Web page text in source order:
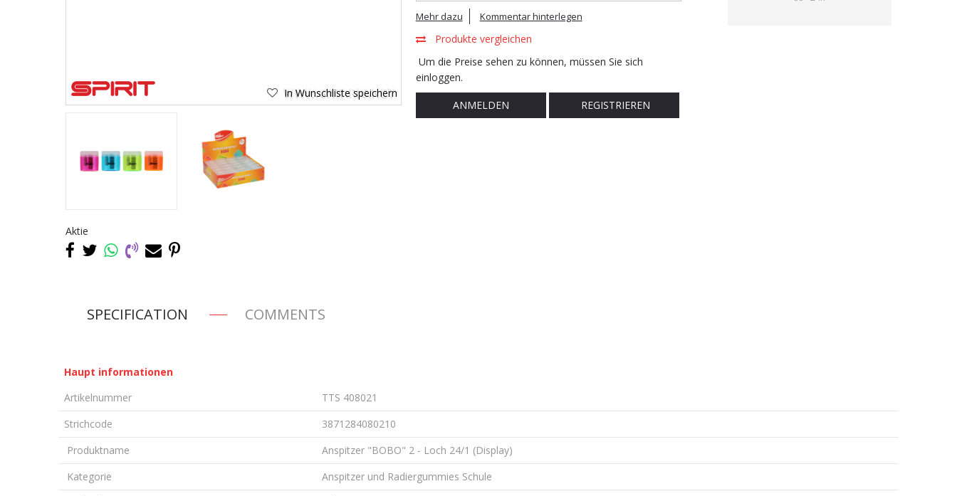
In Wunschliste speichern
Aktie
Mehr dazu Kommentar hinterlegen
Produkte vergleichen
Um die Preise sehen zu können, müssen Sie sich
einloggen.
ANMELDEN REGISTRIEREN
SPECIFICATION COMMENTS
Haupt informationen
Artikelnummer
TTS 408021
Strichcode
3871284080210
Produktname
Anspitzer "BOBO" 2 - Loch 24/1 (Display)
Kategorie
Anspitzer und Radiergummies Schule